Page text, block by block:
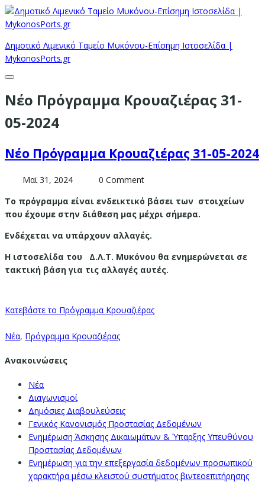
Δημοτικό Λιμενικό Ταμείο Μυκόνου-Επίσημη Ιστοσελίδα |
MykonosPorts.gr
Νέο Πρόγραμμα Κρουαζιέρας 31-
05-2024
Νέο Πρόγραμμα Κρουαζιέρας 31-05-2024
Μαϊ 31, 2024
0 Comment
Το πρόγραμμα είναι ενδεικτικό βάσει των στοιχείων
που έχουμε στην διάθεση μας μέχρι σήμερα.
Ενδέχεται να υπάρχουν αλλαγές.
Η ιστοσελίδα του Δ.Λ.Τ. Μυκόνου θα ενημερώνεται σε
τακτική βάση για τις αλλαγές αυτές.
Κατεβάστε το Πρόγραμμα Κρουαζιέρας
Νέα, Πρόγραμμα Κρουαζιέρας
Ανακοινώσεις
Νέα
Διαγωνισμοί
Δημόσιες Διαβουλεύσεις
Γενικός Κανονισμός Προστασίας Δεδομένων
Ενημέρωση Άσκησης Δικαιωμάτων & Ύπαρξης Υπευθύνου
Προστασίας Δεδομένων
Ενημέρωση για την επεξεργασία δεδομένων προσωπικού
χαρακτήρα μέσω κλειστού συστήματος βιντεοεπιτήρησης